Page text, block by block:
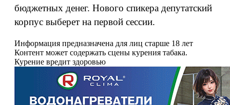
бюджетных денег. Нового спикера депутатский
корпус выберет на первой сессии.
Информация предназначена для лиц старше 18 лет
Контент может содержать сцены курения табака.
Курение вредит здоровью